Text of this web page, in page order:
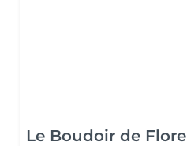
Le Boudoir de Flore